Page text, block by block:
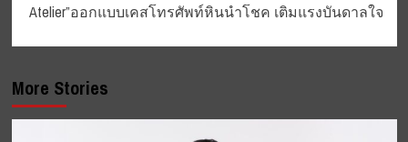
Atelier”ออกแบบเคสโทรศัพท์หินนำโชค เติมแรงบันดาลใจ
More Stories